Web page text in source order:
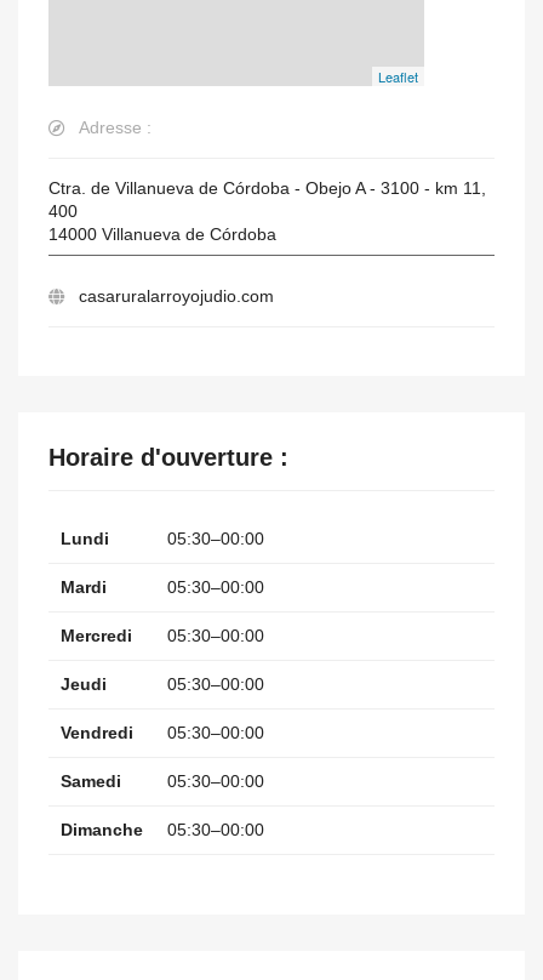
Leaflet
Adresse :
Ctra. de Villanueva de Córdoba - Obejo A - 3100 - km 11,
400
14000 Villanueva de Córdoba
casaruralarroyojudio.com
Horaire d'ouverture :
Lundi 05:30–00:00
Mardi 05:30–00:00
Mercredi 05:30–00:00
Jeudi 05:30–00:00
Vendredi 05:30–00:00
Samedi 05:30–00:00
Dimanche 05:30–00:00